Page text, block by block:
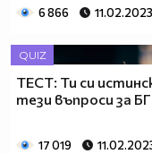
6 866 11.02.2023
QUIZ
ТЕСТ: Ти си
тези въпроси за
17 019